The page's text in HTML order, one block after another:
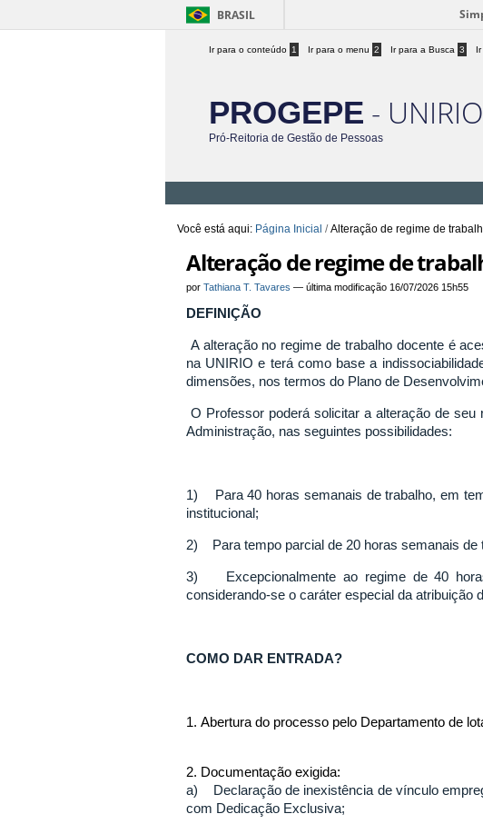
BRASIL
Ir para o conteúdo 1 Ir para o menu 2 Ir para a Busca 3
PROGEPE - UNIRIO
Pró-Reitoria de Gestão de Pessoas
Você está aqui: Página Inicial /Alteração de regime de
Alteração de regime de
por Tathiana T. Tavares — última modificação 16/07/2026 15h55
DEFINIÇÃO
A alteração no regime de trabalho docente é
na UNIRIO e terá como base a
dimensões, nos termos do Plano de
O Professor poderá solicitar a alteração de
Administração, nas seguintes possibilidades:
1) Para 40 horas semanais de trabalho, em
institucional;
2) Para tempo parcial de 20 horas semanais de
3) Excepcionalmente ao regime de 40
considerando-se o caráter especial da atribuição
COMO DAR ENTRADA?
1. Abertura do processo pelo Departamento de
2. Documentação exigida:
a) Declaração de inexistência de vínculo
com Dedicação Exclusiva;